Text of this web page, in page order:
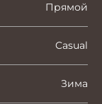
Прямой
Casual
Зима